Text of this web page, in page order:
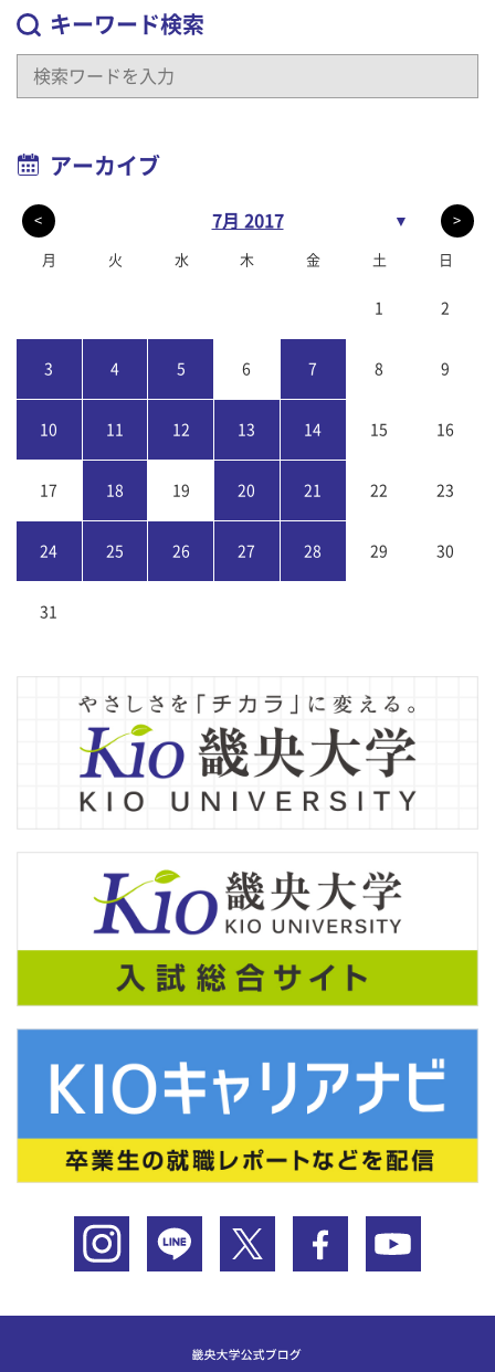
キーワード検索
アーカイブ
< 7月 2017 ▼ >
月 火 水 木 金 土 日
1 2
3 4 5 6 7 8 9
10 11 12 13 14 15 16
17 18 19 20 21 22 23
24 25 26 27 28 29 30
31